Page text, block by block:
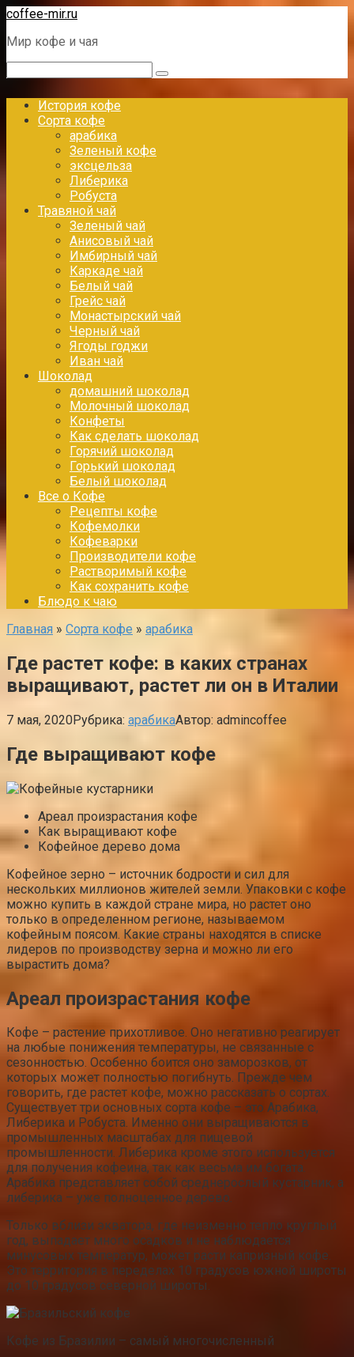
Перейти
контенту
coffee-mir.ru
Мир кофе и чая
История кофе
Сорта кофе
арабика
Зеленый кофе
эксцельза
Либерика
Робуста
Травяной чай
Зеленый чай
Анисовый чай
Имбирный чай
Каркаде чай
Белый чай
Грейс чай
Монастырский чай
Черный чай
Ягоды годжи
Иван чай
Шоколад
домашний шоколад
Молочный шоколад
Конфеты
Как сделать шоколад
Горячий шоколад
Горький шоколад
Белый шоколад
Все о Кофе
Рецепты кофе
Кофемолки
Кофеварки
Производители кофе
Растворимый кофе
Как сохранить кофе
Блюдо к чаю
Главная » Сорта кофе » арабика
Где растет кофе: в каких странах
выращивают, растет ли он в Италии
7 мая, 2020Рубрика: арабикаАвтор: admincoffee
Где выращивают кофе
Ареал произрастания кофе
Как выращивают кофе
Кофейное дерево дома
Кофейное зерно – источник бодрости и сил для
нескольких миллионов жителей земли. Упаковки с кофе
можно купить в каждой стране мира, но растет оно
только в определенном регионе, называемом
кофейным поясом. Какие страны находятся в списке
лидеров по производству зерна и можно ли его
вырастить дома?
Ареал произрастания кофе
Кофе – растение прихотливое. Оно негативно реагирует
на любые понижения температуры, не связанные с
сезонностью. Особенно боится оно заморозков, от
которых может полностью погибнуть. Прежде чем
говорить, где растет кофе, можно рассказать о сортах.
Существует три основных сорта кофе – это Арабика,
Либерика и Робуста. Именно они выращиваются в
промышленных масштабах для пищевой
промышленности. Либерика кроме этого используется
для получения кофеина, так как весьма им богата.
Арабика представляет собой среднерослый кустарник, а
либерика – уже полноценное дерево.
Только вблизи экватора, где неизменно тепло круглый
год, выпадает много осадков и не наблюдается
минусовых температур, может расти капризный кофе.
Это территория в переделах 10 градусов южной широты
до 10 градусов северной широты.
Кофе из Бразилии – самый многочисленный